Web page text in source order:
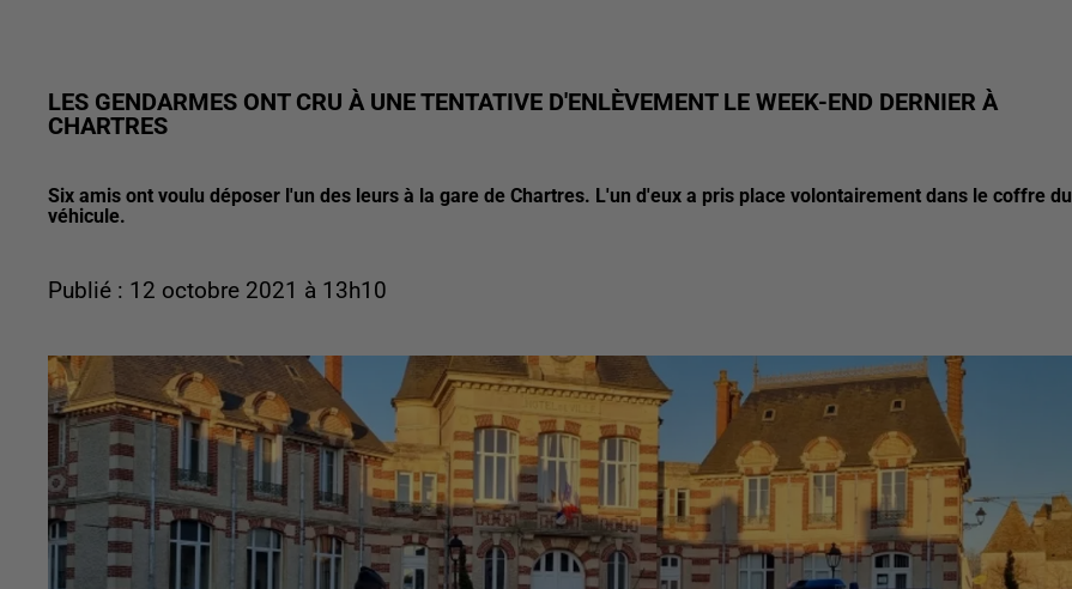
LES GENDARMES ONT CRU À UNE TENTATIVE D'ENLÈVEMENT LE WEEK-END DERNIER À
CHARTRES
Six amis ont voulu déposer l'un des leurs à la gare de Chartres. L'un d'eux a pris place volontairement dans le coffre du
véhicule.
Publié : 12 octobre 2021 à 13h10